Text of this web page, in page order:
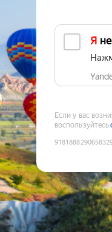
Я
Если у вас
воспользуйтесь